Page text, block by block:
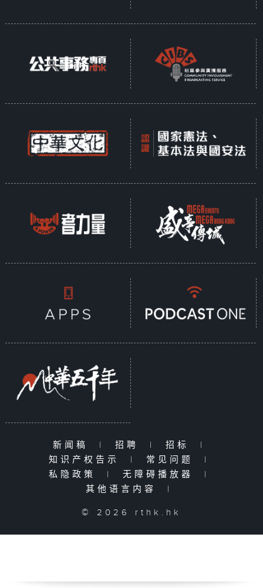
新闻稿 | 招聘 | 招标
|
知识产权告示
| 常见问题
|
私隐政策
| 无障碍播放器
|
其他语言内容
|
© 2026 rthk.hk